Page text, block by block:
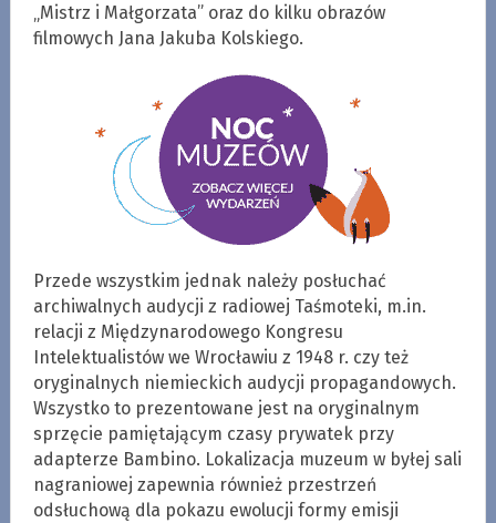
„Mistrz i Małgorzata” oraz do kilku obrazów
filmowych Jana Jakuba Kolskiego.
Przede wszystkim jednak należy posłuchać
archiwalnych audycji z radiowej Taśmoteki, m.in.
relacji z Międzynarodowego Kongresu
Intelektualistów we Wrocławiu z 1948 r. czy też
oryginalnych niemieckich audycji propagandowych.
Wszystko to prezentowane jest na oryginalnym
sprzęcie pamiętającym czasy prywatek przy
adapterze Bambino. Lokalizacja muzeum w byłej sali
nagraniowej zapewnia również przestrzeń
odsłuchową dla pokazu ewolucji formy emisji